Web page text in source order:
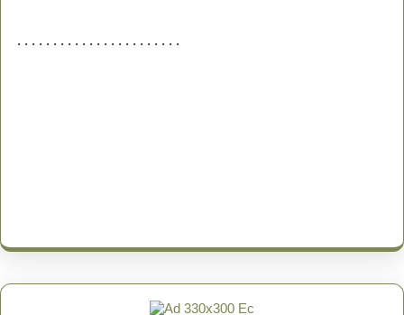
. . . . . . . . . . . . . . . . . . . . . . .